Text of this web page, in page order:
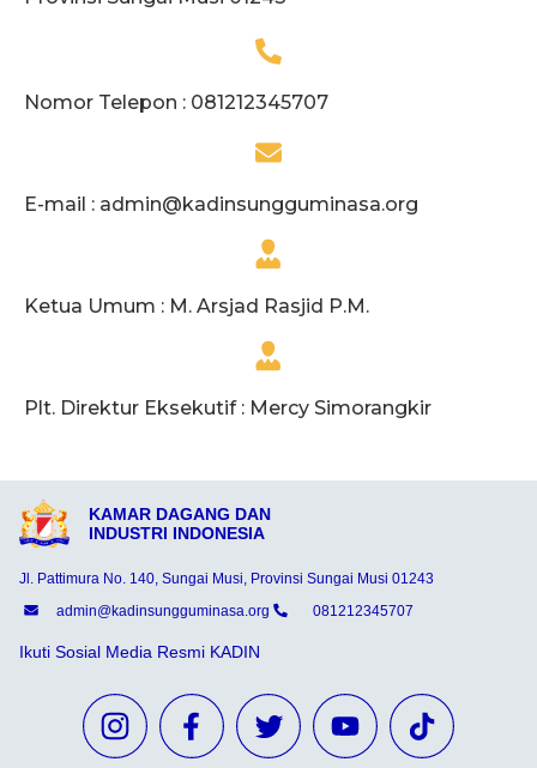
Nomor Telepon : 081212345707
E-mail : admin@kadinsungguminasa.org
Ketua Umum : M. Arsjad Rasjid P.M.
Plt. Direktur Eksekutif : Mercy Simorangkir
KAMAR DAGANG DAN
INDUSTRI INDONESIA
Jl. Pattimura No. 140, Sungai Musi, Provinsi Sungai Musi 01243
admin@kadinsungguminasa.org
081212345707
Ikuti Sosial Media Resmi KADIN